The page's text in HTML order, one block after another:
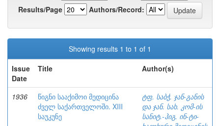
Results/Page
Authors/Record:
Showing results 1 to 1 of 1
Issue
Date
Title Author(s)
1936
წიგნი სააქიმოი მედიცინა
ძველ საქართველოში. XIII
საუკუნე
ტფ. საბჭ. ჯან-განის
და ჯან. სახ. კომ-ის
სანიტ.-ჰიგ. ინ-ტი-